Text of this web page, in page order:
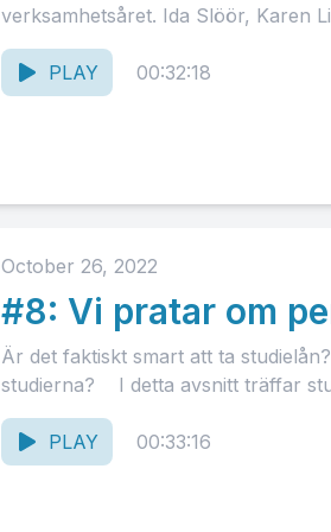
verksamhetsåret. Ida Slöör, Karen
PLAY 00:32:18
October 26, 2022
#8: Vi pratar om
Är det faktiskt smart att ta
studierna? I detta avsnitt
PLAY 00:33:16